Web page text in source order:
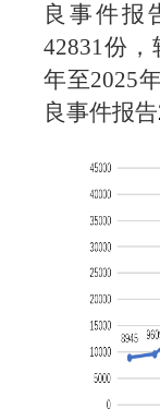
良事件报
42831份，
年至2025
良事件报告